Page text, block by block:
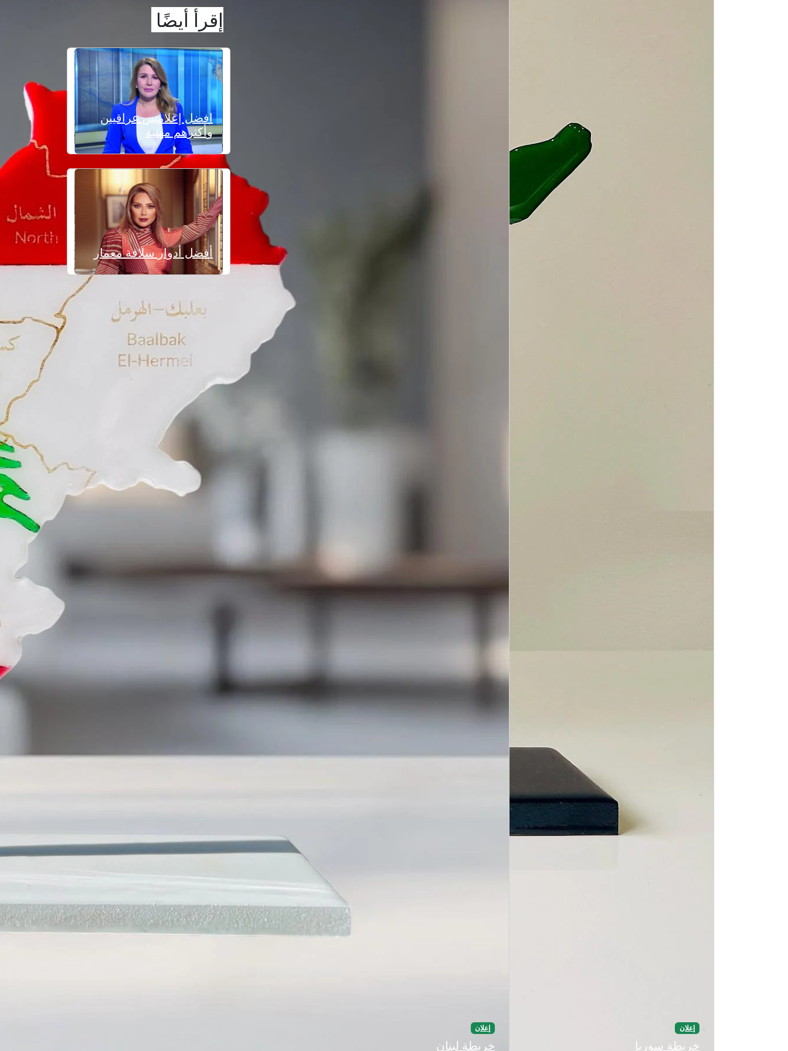
إعلان
خريطة سوريا
إعلان
خريطة لبنان
إقرأ أيضًا
افضل إعلاميين عراقيين
وأكثرهم مهنية
أفضل أدوار سلافة معمار